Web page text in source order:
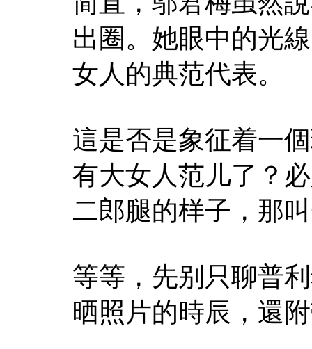
出圈。她眼中的光
女人的典范代表。
這是否是象征着一
有大女人范儿了？
二郎腿的样子，那
等等，先别只聊普
晒照片的時辰，還